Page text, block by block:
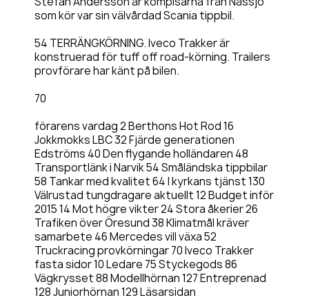
som kör var sin välvårdad Scania tippbil.
54 TERRÄNGKÖRNING. Iveco Trakker är
konstruerad för tuff off road-körning. Trailers
provförare har känt på bilen.
70
förarens vardag 2 Berthons Hot Rod 16
Jokkmokks LBC 32 Fjärde generationen
Edströms 40 Den flygande holländaren 48
Transportlänk i Narvik 54 Småländska tippbilar
58 Tankar med kvalitet 64 I kyrkans tjänst 130
Välrustad tungdragare aktuellt 12 Budget inför
2015 14 Mot högre vikter 24 Stora åkerier 26
Trafiken över Öresund 38 Klimatmål kräver
samarbete 46 Mercedes vill växa 52
Truckracing provkörningar 70 Iveco Trakker
fasta sidor 10 Ledare 75 Styckegods 86
Vägkrysset 88 Modellhörnan 127 Entreprenad
128 Juniorhörnan 129 Läsarsidan